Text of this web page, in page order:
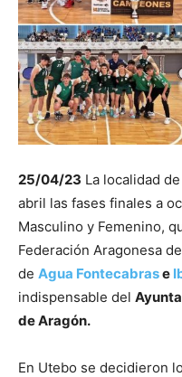
25/04/23 La localidad
abril las fases finales a
Masculino y Femenino,
Federación Aragonesa
de Agua Fontecabrase
indispensable del
de Aragón.
En Utebo se decidieron